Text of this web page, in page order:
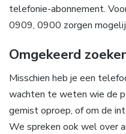
telefonie-abonnement.
0909, 0900 zorgen
Omgekeerd
Misschien heb je een
wachten te weten wie de
gemist oproep, of om de
We spreken ook wel over